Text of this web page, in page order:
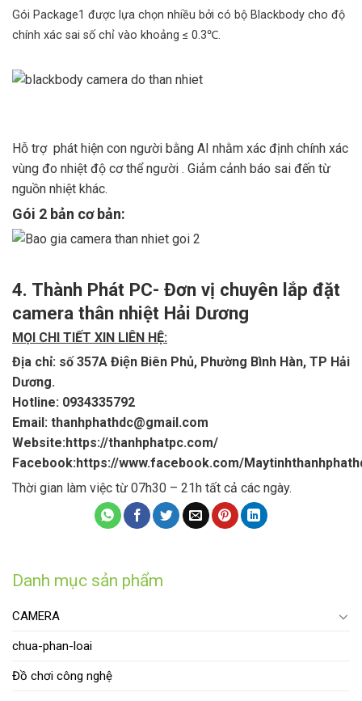
Danh mục sản phẩm
CAMERA
chua-phan-loai
Đồ chơi công nghệ
Gói Package1 được lựa chọn nhiều bởi có bộ Blackbody cho độ
chính xác sai số chỉ vào khoảng ≤ 0.3℃.
Hỗ trợ phát hiện con người bằng AI nhằm xác định chính xác
vùng đo nhiệt độ cơ thể người . Giảm cảnh báo sai đến từ
nguồn nhiệt khác.
Gói 2 bản cơ bản:
4. Thành Phát PC- Đơn vị chuyên lắp đặt
camera thân nhiệt Hải Dương
MỌI CHI TIẾT XIN LIÊN HỆ:
Địa chỉ: số 357A Điện Biên Phủ, Phường Bình Hàn, TP Hải
Dương.
Hotline: 0934335792
Email: thanhphathdc@gmail.com
Website:https://thanhphatpc.com/
Facebook:https://www.facebook.com/
Thời gian làm việc từ 07h30 – 21h tất cả các ngày.